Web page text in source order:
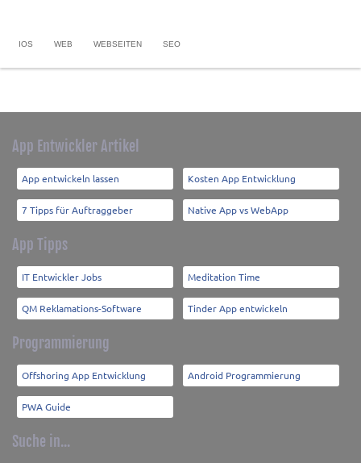
IOS WEB WEBSEITEN SEO
App Entwickler Artikel
App entwickeln lassen Kosten App Entwicklung
7 Tipps für Auftraggeber Native App vs WebApp
App Tipps
IT Entwickler Jobs Meditation Time
QM Reklamations-Software Tinder App entwickeln
Programmierung
Offshoring App Entwicklung Android Programmierung
PWA Guide
Suche in...